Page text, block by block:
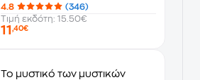
4.8
(346)
Τιμή εκδότη: 15.50€
11 ,40€
Το μυστικό των μυστικών